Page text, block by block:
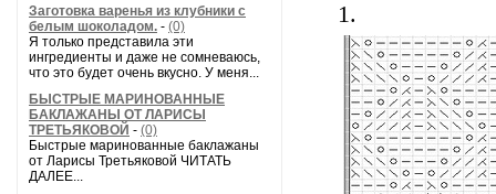
Заготовка варенья из клубники с
белым шоколадом. - (0)
Я только представила эти
ингредиенты и даже не сомневаюсь,
что это будет очень вкусно. У меня...
БЫСТРЫЕ МАРИНОВАННЫЕ
БАКЛАЖАНЫ ОТ ЛАРИСЫ
ТРЕТЬЯКОВОЙ - (0)
Быстрые маринованные баклажаны
от Ларисы Третьяковой ЧИТАТЬ
ДАЛЕЕ...
1.